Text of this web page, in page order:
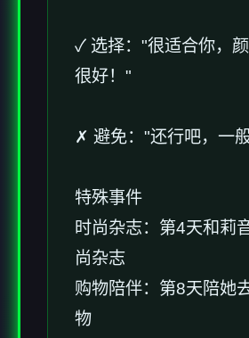
✓ 选择："很适合你，
很好！"
✗ 避免："还行吧，一
特殊事件
时尚杂志：第4天和莉
尚杂志
购物陪伴：第8天陪她
物